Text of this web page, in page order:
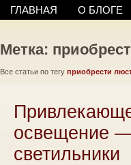
ГЛАВНАЯ О БЛОГЕ
Метка:
Все статьи по тегу приобрести
освещение —
светильники